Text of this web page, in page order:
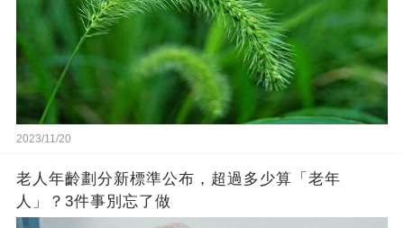
2023/11/20
老人年齡劃分新標準公布，超過多少算「老年
人」？3件事別忘了做